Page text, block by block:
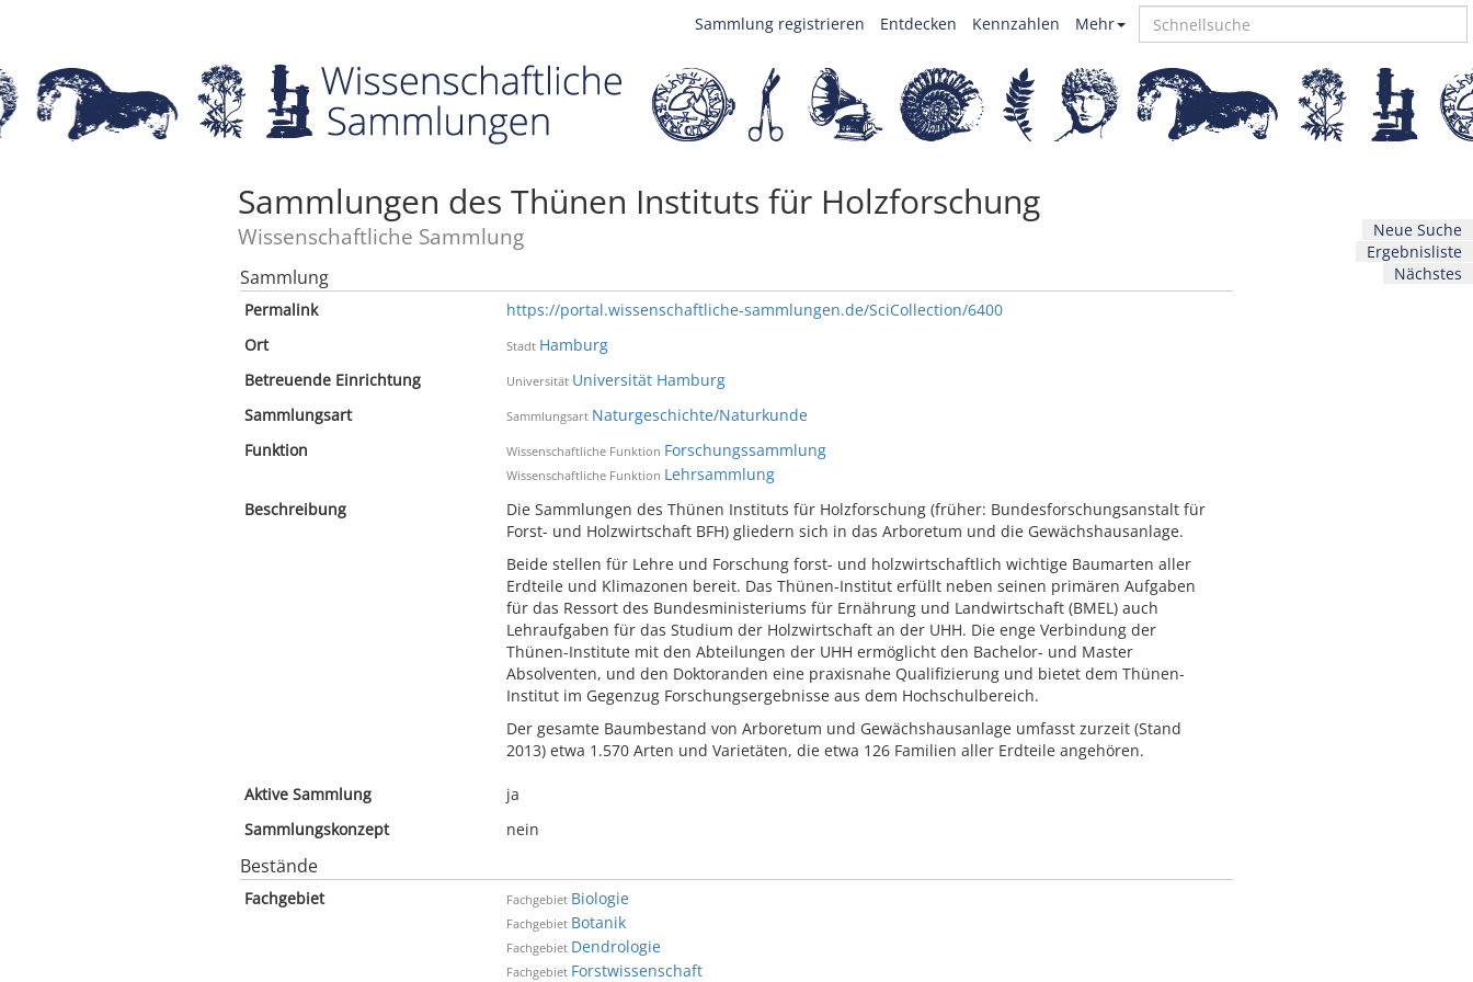
Mehr
Kennzahlen
Entdecken
Sammlung registrieren
Neue Suche
Ergebnisliste
Nächstes
Sammlungen des Thünen Instituts für Holzforschung
Wissenschaftliche Sammlung
Sammlung
Permalink
https://portal.wissenschaftliche-sammlungen.de/SciCollection/6400
Ort
Stadt Hamburg
Betreuende Einrichtung
Universität Universität Hamburg
Sammlungsart
Sammlungsart Naturgeschichte/Naturkunde
Funktion
Wissenschaftliche Funktion Forschungssammlung
Wissenschaftliche Funktion Lehrsammlung
Beschreibung
Die Sammlungen des Thünen Instituts für Holzforschung (früher: Bundesforschungsanstalt für
Forst- und Holzwirtschaft BFH) gliedern sich in das Arboretum und die Gewächshausanlage.
Beide stellen für Lehre und Forschung forst- und holzwirtschaftlich wichtige Baumarten aller
Erdteile und Klimazonen bereit. Das Thünen-Institut erfüllt neben seinen primären Aufgaben
für das Ressort des Bundesministeriums für Ernährung und Landwirtschaft (BMEL) auch
Lehraufgaben für das Studium der Holzwirtschaft an der UHH. Die enge Verbindung der
Thünen-Institute mit den Abteilungen der UHH ermöglicht den Bachelor- und Master
Absolventen, und den Doktoranden eine praxisnahe Qualifizierung und bietet dem Thünen-
Institut im Gegenzug Forschungsergebnisse aus dem Hochschulbereich.
Der gesamte Baumbestand von Arboretum und Gewächshausanlage umfasst zurzeit (Stand
2013) etwa 1.570 Arten und Varietäten, die etwa 126 Familien aller Erdteile angehören.
Aktive Sammlung
ja
Sammlungskonzept
nein
Bestände
Fachgebiet Fachgebiet Biologie
Fachgebiet Botanik
Fachgebiet Dendrologie
Fachgebiet Forstwissenschaft